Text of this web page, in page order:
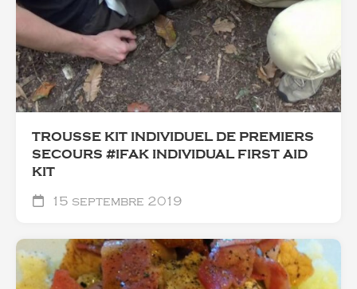
TROUSSE KIT INDIVIDUEL DE PREMIERS
SECOURS #IFAK INDIVIDUAL FIRST AID
KIT
15 septembre 2019